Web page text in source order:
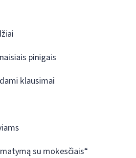
pinigais
klausimai
su mokesčiais“